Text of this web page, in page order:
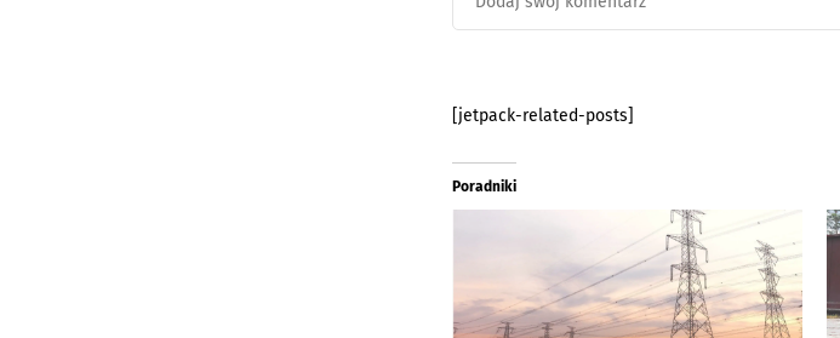
[jetpack-related-posts]
Poradniki